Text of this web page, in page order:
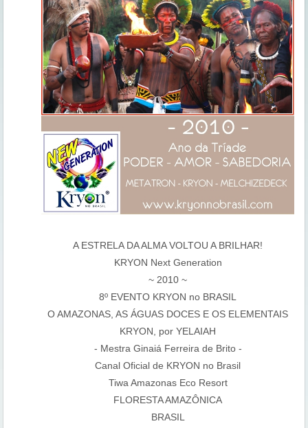
A ESTRELA DA ALMA VOLTOU A BRILHAR!
KRYON Next Generation
~ 2010 ~
8º EVENTO KRYON no BRASIL
O AMAZONAS, AS ÁGUAS DOCES E OS ELEMENTAIS
KRYON, por YELAIAH
- Mestra Ginaiá Ferreira de Brito -
Canal Oficial de KRYON no Brasil
Tiwa Amazonas Eco Resort
FLORESTA AMAZÔNICA
BRASIL